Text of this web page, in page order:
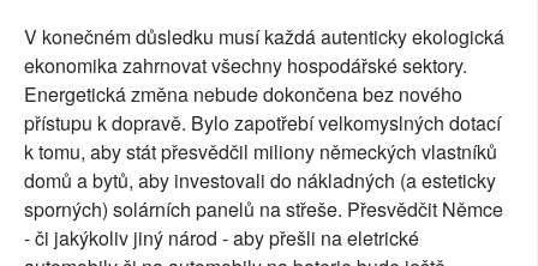
V konečném důsledku musí každá autenticky ekologická
ekonomika zahrnovat všechny hospodářské sektory.
Energetická změna nebude dokončena bez nového
přístupu k dopravě. Bylo zapotřebí velkomyslných dotací
k tomu, aby stát přesvědčil miliony německých vlastníků
domů a bytů, aby investovali do nákladných (a esteticky
sporných) solárních panelů na střeše. Přesvědčit Němce
- či jakýkoliv jiný národ - aby přešli na eletrické